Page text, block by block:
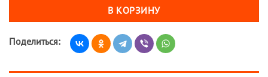
В КОРЗИНУ
Поделиться: